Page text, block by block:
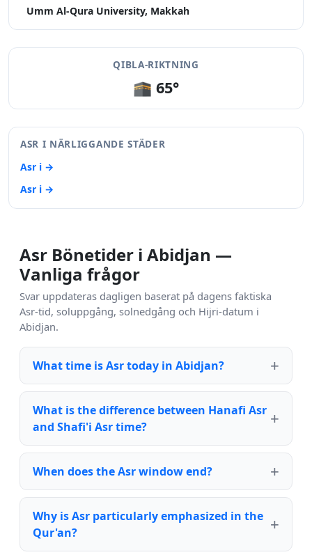
Umm Al-Qura University, Makkah
QIBLA-RIKTNING
🕋 65°
ASR I NÄRLIGGANDE STÄDER
Asr i →
Asr i →
Asr Bönetider i Abidjan —
Vanliga frågor
Svar uppdateras dagligen baserat på dagens faktiska
Asr-tid, soluppgång, solnedgång och Hijri-datum i
Abidjan.
What time is Asr today in Abidjan?
What is the difference between Hanafi Asr
and Shafi'i Asr time?
When does the Asr window end?
Why is Asr particularly emphasized in the
Qur'an?